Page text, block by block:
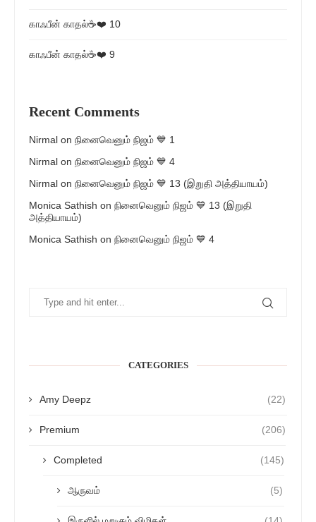
காஃபீன் காதல்☕❤️ 10
காஃபீன் காதல்☕❤️ 9
Recent Comments
Nirmal on நினைவெனும் நிஜம் 💙 1
Nirmal on நினைவெனும் நிஜம் 💙 4
Nirmal on நினைவெனும் நிஜம் 💙 13 (இறுதி அத்தியாயம்)
Monica Sathish on நினைவெனும் நிஜம் 💙 13 (இறுதி
அத்தியாயம்)
Monica Sathish on நினைவெனும் நிஜம் 💙 4
CATEGORIES
Amy Deepz (22)
Premium (206)
Completed (145)
ஆருவம் (5)